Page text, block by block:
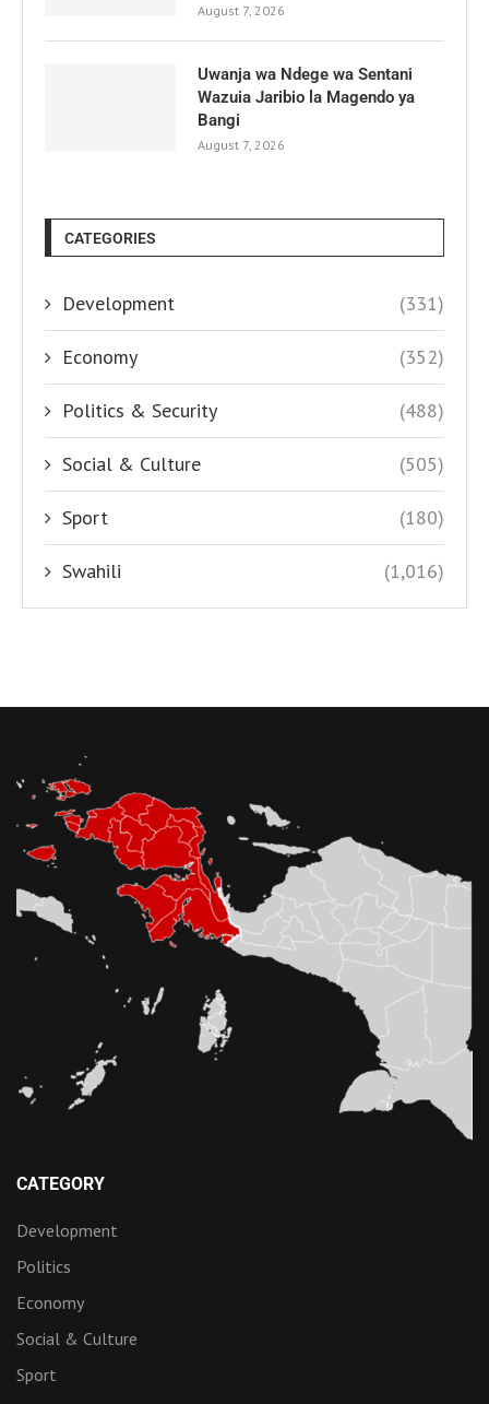
August 7, 2026
Uwanja wa Ndege wa Sentani
Wazuia Jaribio la Magendo ya
Bangi
August 7, 2026
CATEGORIES
Development (331)
Economy (352)
Politics & Security (488)
Social & Culture (505)
Sport (180)
Swahili (1,016)
CATEGORY
Development
Politics
Economy
Social & Culture
Sport